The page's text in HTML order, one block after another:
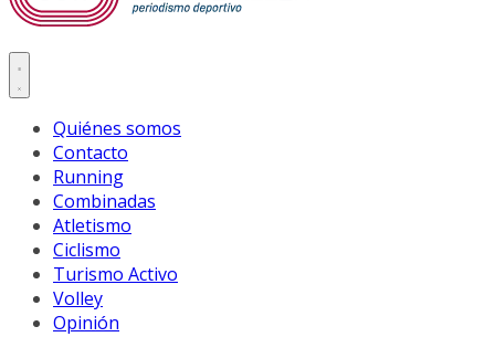
Quiénes somos
Contacto
Running
Combinadas
Atletismo
Ciclismo
Turismo Activo
Volley
Opinión